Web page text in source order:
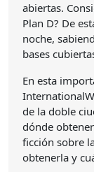
abiertas.
Plan D? De
noche,
bases
En esta
de la doble
dónde
ficción sobre
obtenerla y